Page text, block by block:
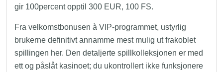
gir 100percent opptil 300 EUR, 100 FS.
Fra velkomstbonusen à VIP-programmet, ustyrlig
brukerne definitivt annamme mest mulig ut frakoblet
spillingen her. Den detaljerte spillkolleksjonen er med
ett og påslåt kasinoet; du ukontrollert ikke funksjonere